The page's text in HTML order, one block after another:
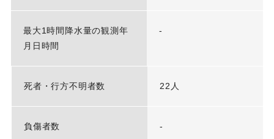
最大1時間降水量の観測年
月日時間
-
死者・行方不明者数 22人
負傷者数 -